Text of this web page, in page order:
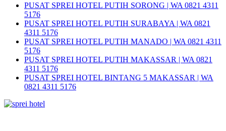
PUSAT SPREI HOTEL PUTIH SORONG | WA 0821 4311
5176
PUSAT SPREI HOTEL PUTIH SURABAYA | WA 0821
4311 5176
PUSAT SPREI HOTEL PUTIH MANADO | WA 0821 4311
5176
PUSAT SPREI HOTEL PUTIH MAKASSAR | WA 0821
4311 5176
PUSAT SPREI HOTEL BINTANG 5 MAKASSAR | WA
0821 4311 5176